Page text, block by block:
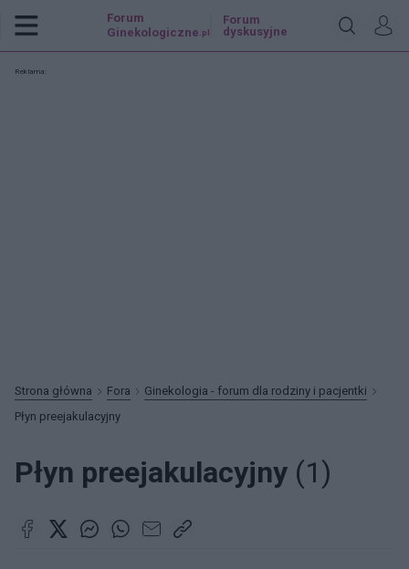
Forum
Ginekologiczne .pl
Forum
dyskusyjne
Reklama:
Strona główna Fora
Ginekologia - forum dla rodziny i pacjentki
Płyn preejakulacyjny
Płyn preejakulacyjny (1)